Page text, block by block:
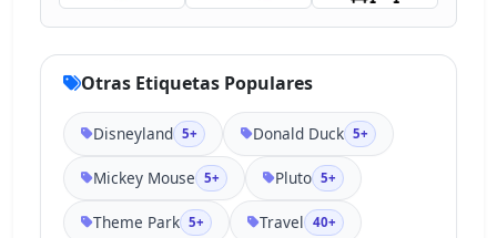
Otras Etiquetas Populares
Disneyland 5+ Donald Duck 5+
Mickey Mouse 5+ Pluto 5+
Theme Park 5+ Travel 40+